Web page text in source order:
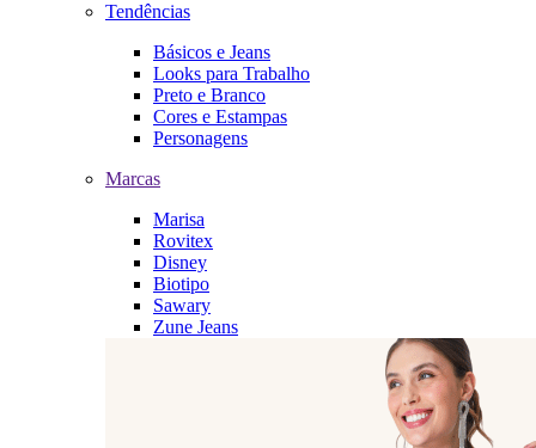
Tendências
Básicos e Jeans
Looks para Trabalho
Preto e Branco
Cores e Estampas
Personagens
Marcas
Marisa
Rovitex
Disney
Biotipo
Sawary
Zune Jeans